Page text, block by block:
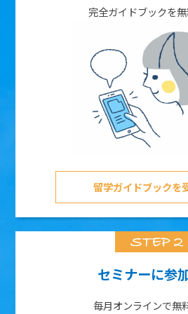
完全ガイドブックを
留学ガイドブックを
セミナーに参
毎月オンラインで無